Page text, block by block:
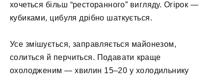
хочеться більш “ресторанного” вигляду. Огірок —
кубиками, цибуля дрібно шаткується.
Усе змішується, заправляється майонезом,
солиться й перчиться. Подавати краще
охолодженим — хвилин 15–20 у холодильнику